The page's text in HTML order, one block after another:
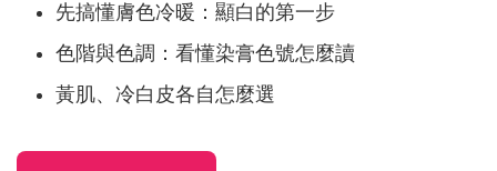
先搞懂膚色冷暖：顯白的第一步
色階與色調：看懂染膏色號怎麼讀
黃肌、冷白皮各自怎麼選